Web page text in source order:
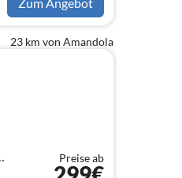
23 km von Amandola
Preise ab